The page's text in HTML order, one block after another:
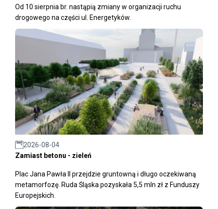
Od 10 sierpnia br. nastąpią zmiany w organizacji ruchu
drogowego na części ul. Energetyków.
2026-08-04
Zamiast betonu - zieleń
Plac Jana Pawła II przejdzie gruntowną i długo oczekiwaną
metamorfozę. Ruda Śląska pozyskała 5,5 mln zł z Funduszy
Europejskich.